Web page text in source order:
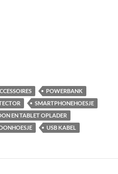
POWERBANK
SMARTPHONEHOESJE
EN TABLET OPLADER
USB KABEL